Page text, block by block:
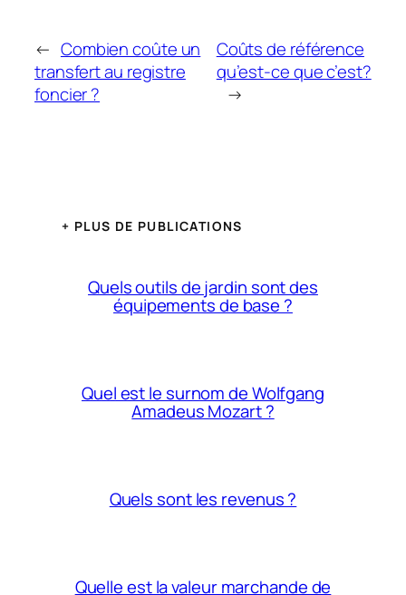
← Combien coûte un
transfert au registre
foncier ?
Coûts de référence
qu’est-ce que c’est?
→
+ PLUS DE PUBLICATIONS
Quels outils de jardin sont des
équipements de base ?
Quel est le surnom de Wolfgang
Amadeus Mozart ?
Quels sont les revenus ?
Quelle est la valeur marchande de